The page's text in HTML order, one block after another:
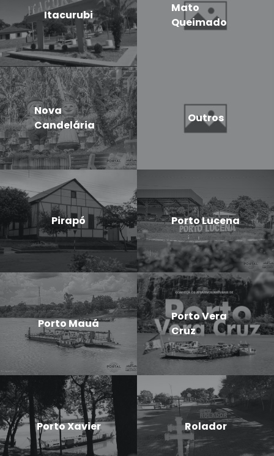
Itacurubi
Mato
Queimado
Nova
Candelária
Outros
Pirapó Porto Lucena
Porto Mauá
Porto Vera
Cruz
Porto Xavier Rolador